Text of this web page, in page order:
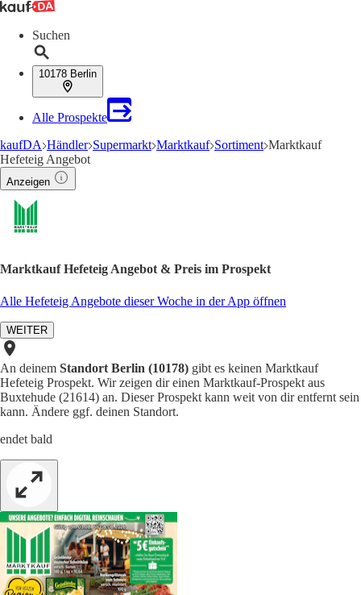
Suchen
10178 Berlin
Alle Prospekte
kaufDA Händler Supermarkt Marktkauf Sortiment Marktkauf
Hefeteig Angebot
Anzeigen
Marktkauf Hefeteig Angebot & Preis im Prospekt
Alle Hefeteig Angebote dieser Woche in der App öffnen
WEITER
An deinem Standort Berlin (10178) gibt es keinen Marktkauf
Hefeteig Prospekt. Wir zeigen dir einen Marktkauf-Prospekt aus
Buxtehude (21614) an. Dieser Prospekt kann weit von dir entfernt sein
kann. Ändere ggf. deinen Standort.
endet bald